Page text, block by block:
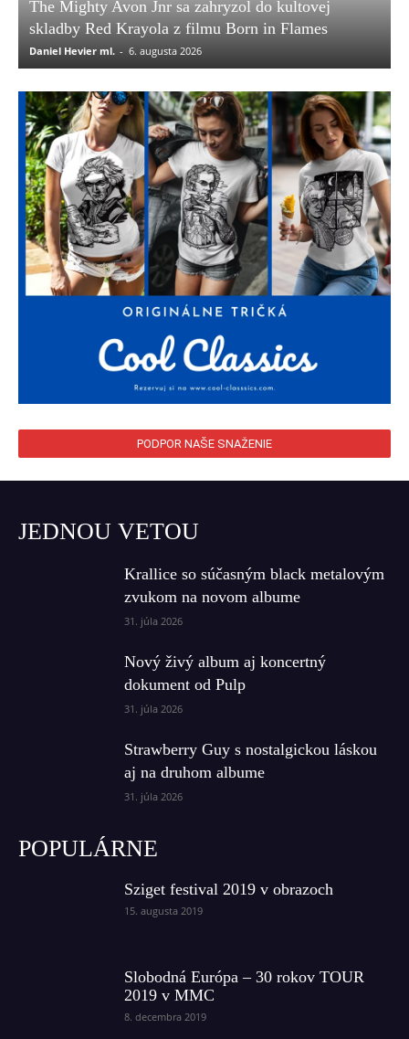
The Mighty Avon Jnr sa zahryzol do kultovej
skladby Red Krayola z filmu Born in Flames
Daniel Hevier ml. - 6. augusta 2026
PODPOR NAŠE SNAŽENIE
JEDNOU VETOU
Krallice so súčasným black metalovým
zvukom na novom albume
31. júla 2026
Nový živý album aj koncertný
dokument od Pulp
31. júla 2026
Strawberry Guy s nostalgickou láskou
aj na druhom albume
31. júla 2026
POPULÁRNE
Sziget festival 2019 v obrazoch
15. augusta 2019
Slobodná Európa – 30 rokov TOUR
2019 v MMC
8. decembra 2019